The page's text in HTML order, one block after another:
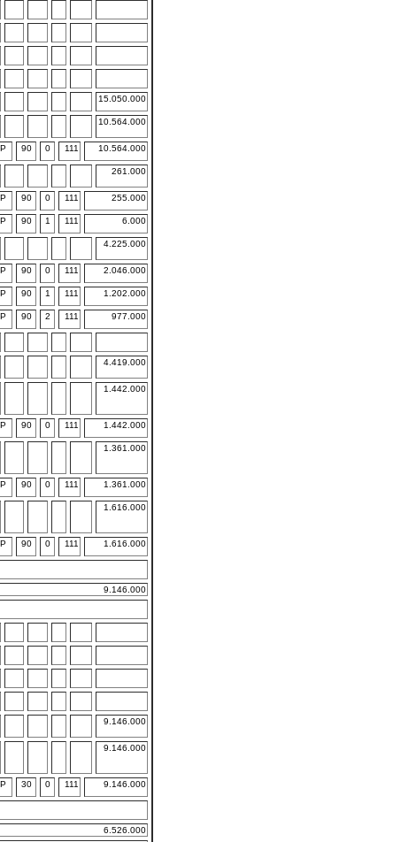
15.050.000
10.564.000
P 90 0 111 10.564.000
261.000
P 90 0 111 255.000
P 90 1 111 6.000
4.225.000
P 90 0 111 2.046.000
P 90 1 111 1.202.000
P 90 2 111 977.000
4.419.000
1.442.000
P 90 0 111 1.442.000
1.361.000
P 90 0 111 1.361.000
1.616.000
P 90 0 111 1.616.000
9.146.000
9.146.000
9.146.000
P 30 0 111 9.146.000
6.526.000